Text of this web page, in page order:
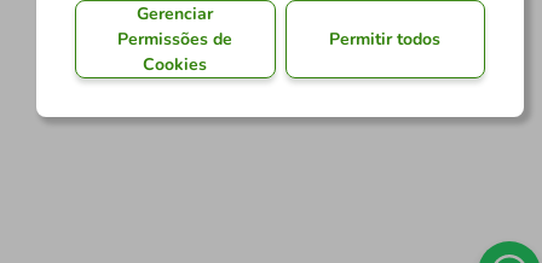
Gerenciar
Permissões de
Cookies
Permitir todos